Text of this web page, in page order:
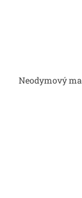
Neodymový